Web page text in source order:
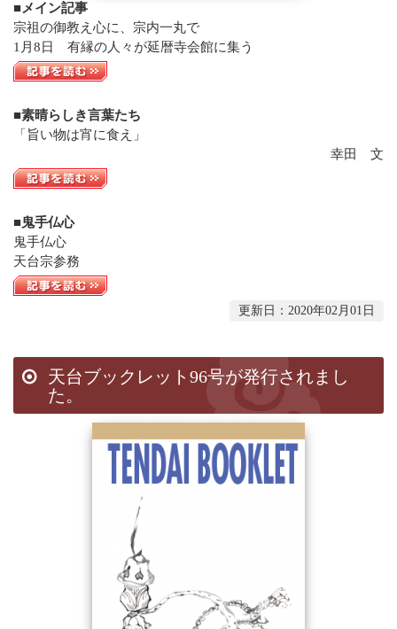
一隅を照らす運動総本部
天台宗典編纂所
各地の宗務所
関連機関
中文
■メイン記事
宗祖の御教え心に、宗内一丸で
1月8日 有縁の人々が延暦寺会館に集う
■素晴らしき言葉たち
「旨い物は宵に食え」
幸田 文
■鬼手仏心
鬼手仏心
天台宗参務
更新日：2020年02月01日
天台ブックレット96号が発行されまし
た。